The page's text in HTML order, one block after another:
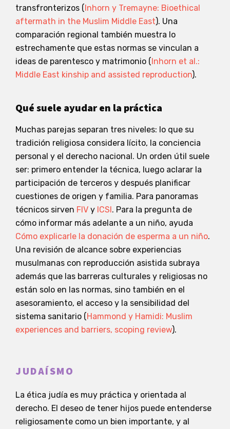
transfronterizos (Inhorn y Tremayne: Bioethical
aftermath in the Muslim Middle East). Una
comparación regional también muestra lo
estrechamente que estas normas se vinculan a
ideas de parentesco y matrimonio (Inhorn et al.:
Middle East kinship and assisted reproduction).
Qué suele ayudar en la práctica
Muchas parejas separan tres niveles: lo que su
tradición religiosa considera lícito, la conciencia
personal y el derecho nacional. Un orden útil suele
ser: primero entender la técnica, luego aclarar la
participación de terceros y después planificar
cuestiones de origen y familia. Para panoramas
técnicos sirven FIV y ICSI. Para la pregunta de
cómo informar más adelante a un niño, ayuda
Cómo explicarle la donación de esperma a un niño.
Una revisión de alcance sobre experiencias
musulmanas con reproducción asistida subraya
además que las barreras culturales y religiosas no
están solo en las normas, sino también en el
asesoramiento, el acceso y la sensibilidad del
sistema sanitario (Hammond y Hamidi: Muslim
experiences and barriers, scoping review).
JUDAÍSMO
La ética judía es muy práctica y orientada al
derecho. El deseo de tener hijos puede entenderse
religiosamente como un bien importante, y al